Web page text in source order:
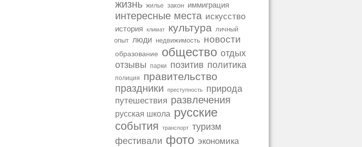
жизнь жилье закон иммиграция
интересные места искусство
история климат культура личный
опыт люди недвижимость новости
образование общество отдых
отзывы парки позитив политика
полиция правительство
праздники преступность природа
путешествия развлечения
русская школа русские
события транспорт туризм
фестивали фото экономика